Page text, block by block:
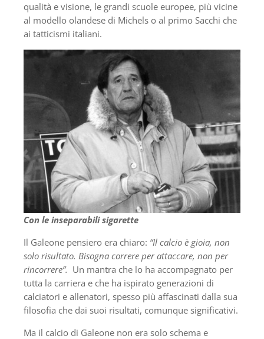
qualità e visione, le grandi scuole europee, più vicine
al modello olandese di Michels o al primo Sacchi che
ai tatticismi italiani.
Con le inseparabili sigarette
Il Galeone pensiero era chiaro: “Il calcio è gioia, non
solo risultato. Bisogna correre per attaccare, non per
rincorrere”. Un mantra che lo ha accompagnato per
tutta la carriera e che ha ispirato generazioni di
calciatori e allenatori, spesso più affascinati dalla sua
filosofia che dai suoi risultati, comunque significativi.
Ma il calcio di Galeone non era solo schema e